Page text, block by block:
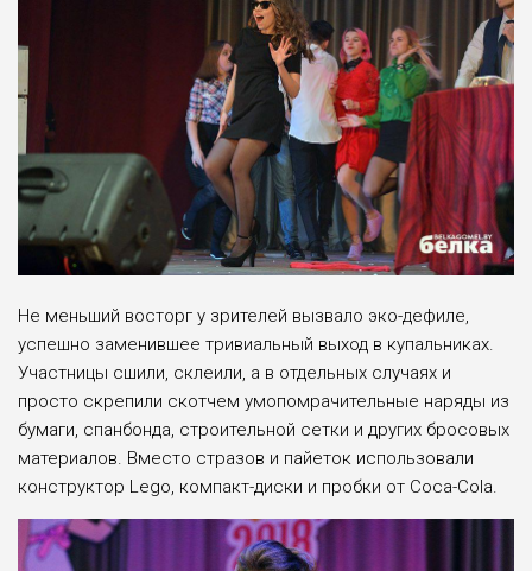
Не меньший восторг у зрителей вызвало эко-дефиле,
успешно заменившее тривиальный выход в купальниках.
Участницы сшили, склеили, а в отдельных случаях и
просто скрепили скотчем умопомрачительные наряды из
бумаги, спанбонда, строительной сетки и других бросовых
материалов. Вместо стразов и пайеток использовали
конструктор Lego, компакт-диски и пробки от Coca-Cola.